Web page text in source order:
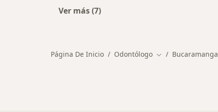
Ver más (7)
Página De Inicio Odontólogo Cambiar de ciudad
Bucaramanga